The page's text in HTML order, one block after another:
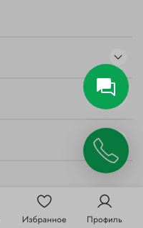
Избранное Профиль